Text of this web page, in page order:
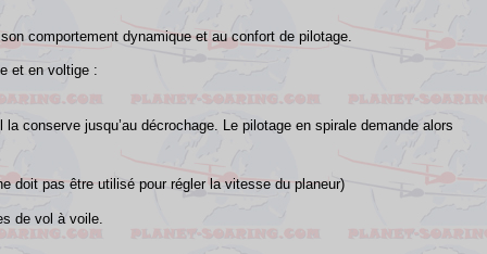
comportement dynamique et au confort de pilotage.
et en voltige :
conserve jusqu’au décrochage. Le pilotage en spirale demande alors
doit pas être utilisé pour régler la vitesse du planeur)
de vol à voile.